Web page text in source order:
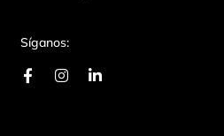
Síganos:
F
a
I L